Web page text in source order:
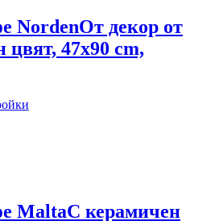
NordenОт декор от
цвят, 47x90 cm,
MaltaС керамичен